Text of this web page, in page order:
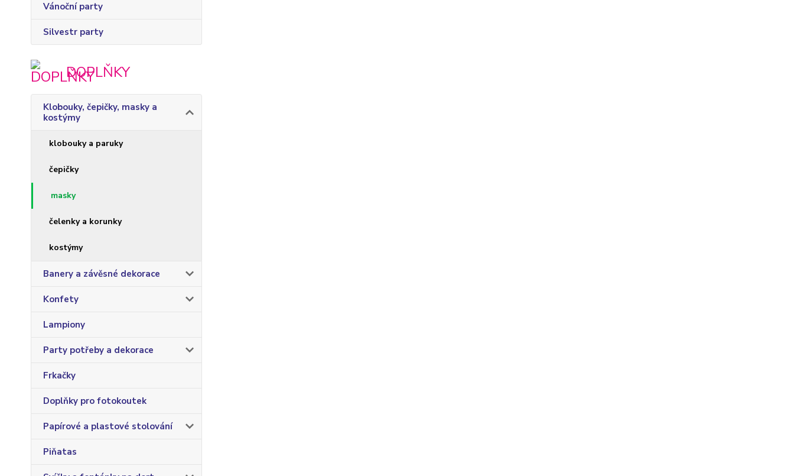
Vánoční party
Silvestr party
DOPLŇKY
Klobouky, čepičky, masky a
kostýmy
klobouky a paruky
čepičky
masky
čelenky a korunky
kostýmy
Banery a závěsné dekorace
Konfety
Lampiony
Party potřeby a dekorace
Frkačky
Doplňky pro fotokoutek
Papírové a plastové stolování
Piňatas